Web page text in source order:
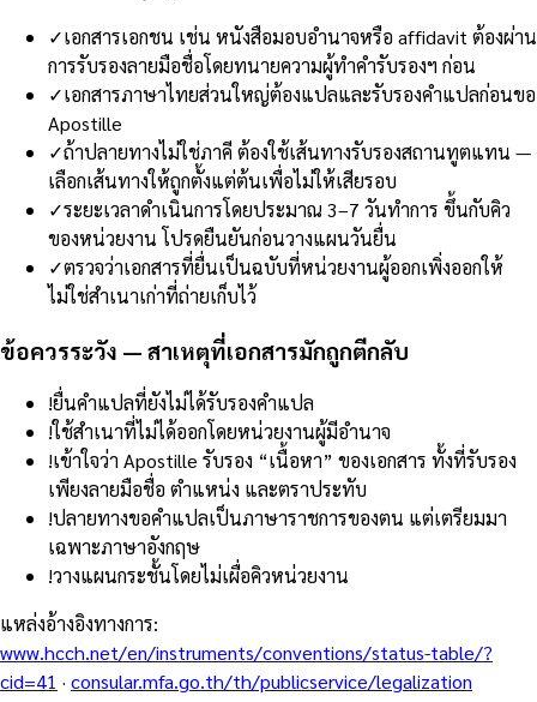
✓เอกสารเอกชน เช่น หนังสือมอบอำนาจหรือ affidavit ต้องผ่าน
การรับรองลายมือชื่อโดยทนายความผู้ทำคำรับรองฯ ก่อน
✓เอกสารภาษาไทยส่วนใหญ่ต้องแปลและรับรองคำแปลก่อนขอ
Apostille
✓ถ้าปลายทางไม่ใช่ภาคี ต้องใช้เส้นทางรับรองสถานทูตแทน —
เลือกเส้นทางให้ถูกตั้งแต่ต้นเพื่อไม่ให้เสียรอบ
✓ระยะเวลาดำเนินการโดยประมาณ 3–7 วันทำการ ขึ้นกับคิว
ของหน่วยงาน โปรดยืนยันก่อนวางแผนวันยื่น
✓ตรวจว่าเอกสารที่ยื่นเป็นฉบับที่หน่วยงานผู้ออกเพิ่งออกให้
ไม่ใช่สำเนาเก่าที่ถ่ายเก็บไว้
ข้อควรระวัง — สาเหตุที่เอกสารมักถูกตีกลับ
!ยื่นคำแปลที่ยังไม่ได้รับรองคำแปล
!ใช้สำเนาที่ไม่ได้ออกโดยหน่วยงานผู้มีอำนาจ
!เข้าใจว่า Apostille รับรอง “เนื้อหา” ของเอกสาร ทั้งที่รับรอง
เพียงลายมือชื่อ ตำแหน่ง และตราประทับ
!ปลายทางขอคำแปลเป็นภาษาราชการของตน แต่เตรียมมา
เฉพาะภาษาอังกฤษ
!วางแผนกระชั้นโดยไม่เผื่อคิวหน่วยงาน
แหล่งอ้างอิงทางการ:
www.hcch.net/en/instruments/conventions/status-table/?
cid=41 · consular.mfa.go.th/th/publicservice/legalization